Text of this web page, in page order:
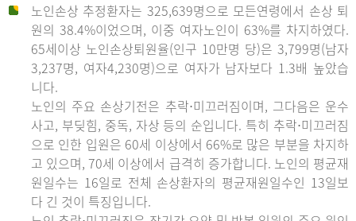
노인손상 추정환자는 325,639명으로 모든연령에서 손상 퇴
원의 38.4%이었으며, 이중 여자노인이 63%를 차지하였다.
65세이상 노인손상퇴원율(인구 10만명 당)은 3,799명(남자
3,237명, 여자4,230명)으로 여자가 남자보다 1.3배 높았습
니다.
노인의 주요 손상기전은 추락⋅미끄러짐이며, 그다음은 운수
사고, 부딪힘, 중독, 자상 등의 순입니다. 특히 추락⋅미끄러짐
으로 인한 입원은 60세 이상에서 66%로 많은 부분을 차지하
고 있으며, 70세 이상에서 급격히 증가합니다. 노인의 평균재
원일수는 16일로 전체 손상환자의 평균재원일수인 13일보
다 긴 것이 특징입니다.